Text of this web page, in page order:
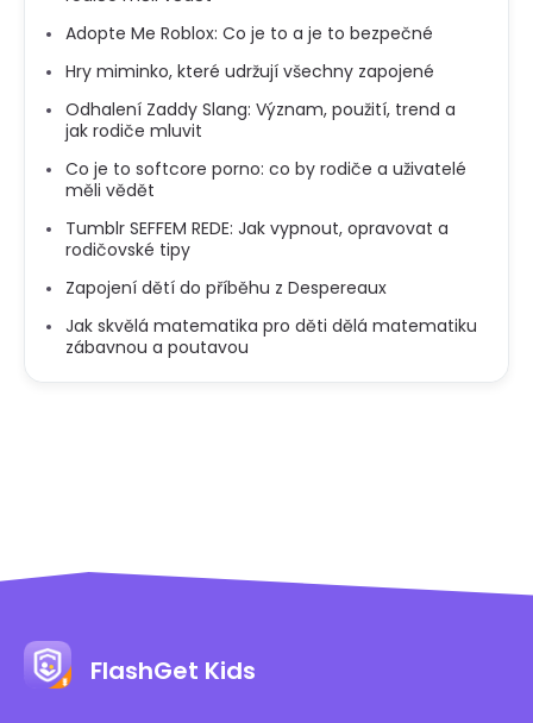
Adopte Me Roblox: Co je to a je to bezpečné
Hry miminko, které udržují všechny zapojené
Odhalení Zaddy Slang: Význam, použití, trend a
jak rodiče mluvit
Co je to softcore porno: co by rodiče a uživatelé
měli vědět
Tumblr SEFFEM REDE: Jak vypnout, opravovat a
rodičovské tipy
Zapojení dětí do příběhu z Despereaux
Jak skvělá matematika pro děti dělá matematiku
zábavnou a poutavou
FlashGet Kids